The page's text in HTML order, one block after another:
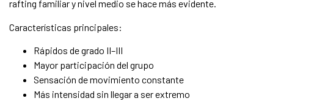
rafting familiar y nivel medio se hace más evidente.
Características principales:
Rápidos de grado II–III
Mayor participación del grupo
Sensación de movimiento constante
Más intensidad sin llegar a ser extremo